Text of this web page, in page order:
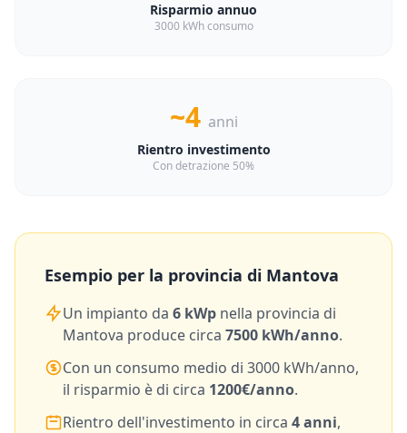
Risparmio annuo
3000 kWh consumo
~4 anni
Rientro investimento
Con detrazione 50%
Esempio per la provincia di Mantova
Un impianto da 6 kWp nella provincia di
Mantova produce circa 7500 kWh/anno.
Con un consumo medio di 3000 kWh/anno,
il risparmio è di circa 1200€/anno.
Rientro dell'investimento in circa 4anni,